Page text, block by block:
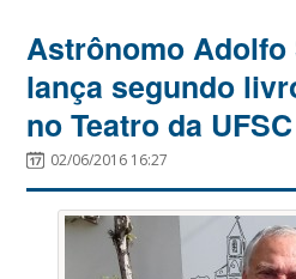
Astrônomo Adolfo
lança segundo
no Teatro da UFSC
02/06/2016 16:27